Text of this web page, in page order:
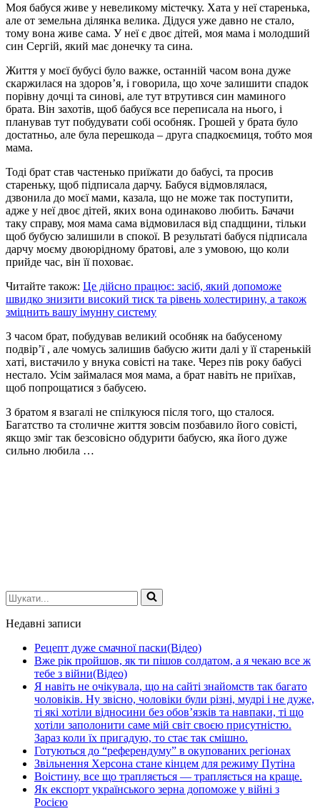
Моя бабуся живе у невеликому містечку. Хата у неї старенька,
але от земельна ділянка велика. Дідуся уже давно не стало,
тому вона живе сама. У неї є двоє дітей, моя мама і молодший
син Сергій, який має донечку та сина.
Життя у моєї бубусі було важке, останній часом вона дуже
скаржилася на здоров’я, і говорила, що хоче залишити спадок
порівну дочці та синові, але тут втрутився син маминого
брата. Він захотів, щоб бабуся все переписала на нього, і
планував тут побудувати собі особняк. Грошей у брата було
достатньо, але була перешкода – друга спадкоємиця, тобто моя
мама.
Тоді брат став частенько приїжати до бабусі, та просив
стареньку, щоб підписала дарчу. Бабуся відмовлялася,
дзвонила до моєї мами, казала, що не може так поступити,
адже у неї двоє дітей, яких вона одинаково любить. Бачачи
таку справу, моя мама сама відмовилася від спадщини, тільки
щоб бубусю залишили в спокої. В результаті бабуся підписала
дарчу моєму двоюрідному братові, але з умовою, що коли
прийде час, він її поховає.
Читайте також: Це дійсно працює: засіб, який допоможе
швидко знизити високий тиск та рівень холестирину, а також
зміцнить вашу імунну систему
З часом брат, побудував великий особняк на бабусеному
подвір’ї , але чомусь залишив бабусю жити далі у її старенькій
хаті, вистачило у внука совісті на таке. Через пів року бабусі
нестало. Усім займалася моя мама, а брат навіть не приїхав,
щоб попрощатися з бабусею.
З братом я взагалі не спілкуюся після того, що сталося.
Багатство та столичне життя зовсім позбавило його совісті,
якщо зміг так безсовісно обдурити бабусю, яка його дуже
сильно любила …
Шукати...
Недавні записи
Рецепт дуже смачної паски(Відео)
Вже рік пройшов, як ти пішов солдатом, а я чекаю все ж
тебе з війни(Відео)
Я навіть не очікувала, що на сайті знайомств так багато
чоловіків. Ну звісно, чоловіки були різні, мудрі і не дуже,
ті які хотіли відносини без обов’язків та навпаки, ті що
хотіли заполонити саме мій світ своєю присутністю.
Зараз коли їх пригадую, то стає так смішно.
Готуються до “референдуму” в окупованих регіонах
Звільнення Херсона стане кінцем для режиму Путіна
Воістину, все що трапляється — трапляється на краще.
Як експорт українського зерна допоможе у війні з
Росією